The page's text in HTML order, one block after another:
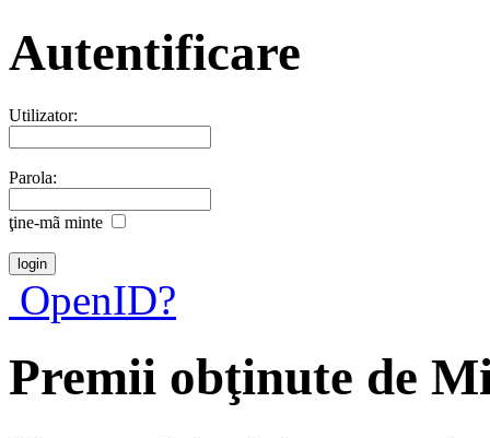
Autentificare
Utilizator:
Parola:
ţine-mã minte
OpenID?
Premii obţinute de